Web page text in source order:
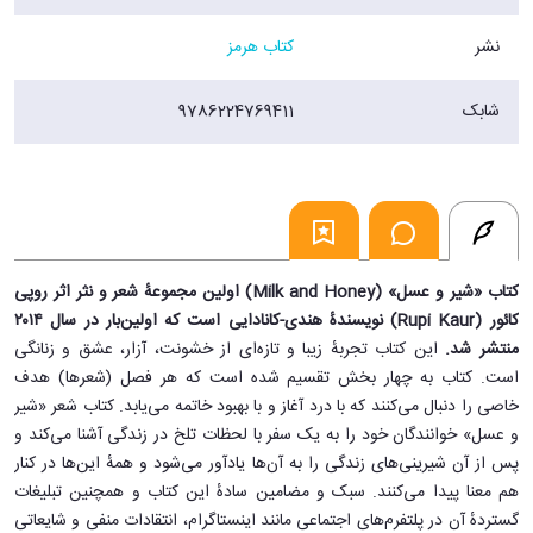
نشر کتاب هرمز
شابک 9786224769411
کتاب «شیر و عسل» (Milk and Honey) اولین مجموعهٔ شعر و نثر اثر روپی
کائور (Rupi Kaur) نویسندهٔ هندی-کانادایی است که اولین‌بار در سال ۲۰۱۴
منتشر شد. این کتاب تجربهٔ زیبا و تازه‌ای از خشونت، آزار، عشق و زنانگی
است. کتاب به چهار بخش تقسیم شده است که هر فصل (شعرها) هدف
خاصی را دنبال می‌کنند که با درد آغاز و با بهبود خاتمه می‌یابد. کتاب شعر «شیر
و عسل» خوانندگان خود را به یک سفر با لحظات تلخ در زندگی آشنا می‌کند و
پس از آن شیرینی‌های زندگی را به آن‌ها یادآور می‌شود و همهٔ این‌ها در کنار
هم معنا پیدا می‌کنند. سبک و مضامین سادهٔ این کتاب و همچنین تبلیغات
گستردهٔ آن در پلتفرم‌های اجتماعی مانند اینستاگرام، انتقادات منفی و شایعاتی